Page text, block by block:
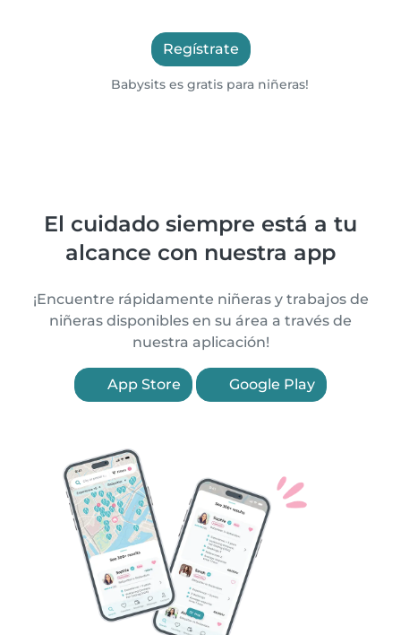
Regístrate
Babysits es gratis para niñeras!
El cuidado siempre está a tu
alcance con nuestra app
¡Encuentre rápidamente niñeras y trabajos de
niñeras disponibles en su área a través de
nuestra aplicación!
App Store Google Play